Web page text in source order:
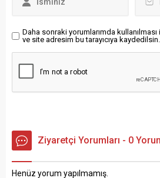
Daha sonraki yorumlarımda
ve site adresim bu tarayıcıya kaydedilsin.
Ziyaretçi Yorumları - 0
Henüz yorum yapılmamış.